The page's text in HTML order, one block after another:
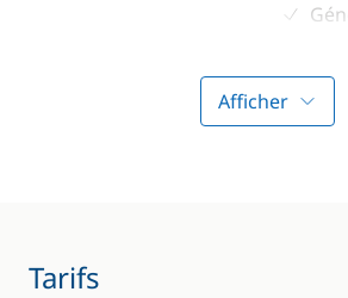
WC
Afficher
Tarifs